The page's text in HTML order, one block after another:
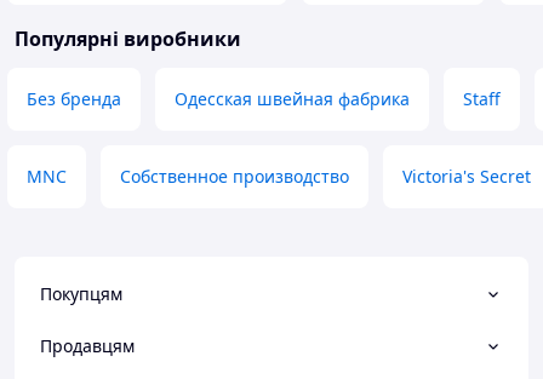
Популярні виробники
Без бренда Одесская швейная фабрика Staff
MNC Собственное производство Victoria's Secret
Покупцям
Продавцям